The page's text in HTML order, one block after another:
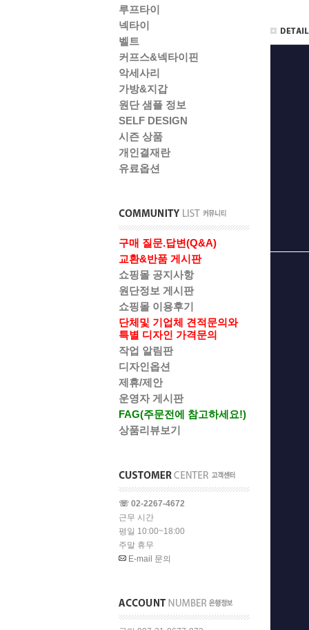
루프타이
넥타이
벨트
커프스&넥타이핀
악세사리
가방&지갑
원단 샘플 정보
SELF DESIGN
시즌 상품
개인결재란
유료옵션
구매 질문.답변(Q&A)
교환&반품 게시판
쇼핑몰 공지사항
원단정보 게시판
쇼핑몰 이용후기
단체및 기업체 견적문의와
특별 디자인 가격문의
작업 알림판
디자인옵션
제휴/제안
운영자 게시판
FAG(주문전에 참고하세요!)
상품리뷰보기
☏ 02-2267-4672
근무 시간
평일 10:00~18:00
주말 휴무
E-mail 문의